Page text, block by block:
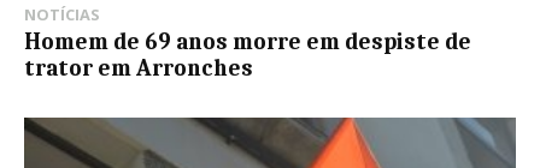
NOTÍCIAS
Homem de 69 anos morre em despiste de
trator em Arronches